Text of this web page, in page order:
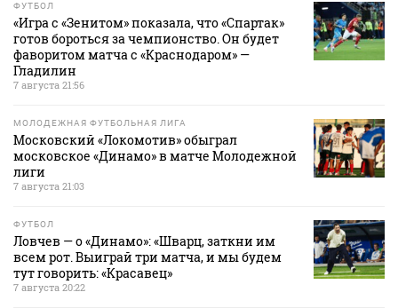
ФУТБОЛ
«Игра с «Зенитом» показала, что «Спартак»
готов бороться за чемпионство. Он будет
фаворитом матча с «Краснодаром» —
Гладилин
7 августа 21:56
МОЛОДЕЖНАЯ ФУТБОЛЬНАЯ ЛИГА
Московский «Локомотив» обыграл
московское «Динамо» в матче Молодежной
лиги
7 августа 21:03
ФУТБОЛ
Ловчев — о «Динамо»: «Шварц, заткни им
всем рот. Выиграй три матча, и мы будем
тут говорить: «Красавец»
7 августа 20:22